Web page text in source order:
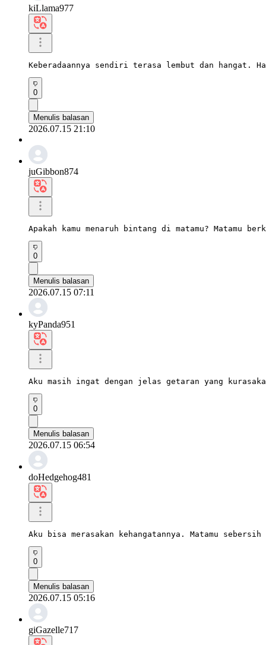
kiLlama977
Keberadaannya sendiri terasa lembut dan hangat.
0
Menulis balasan
2026.07.15 21:10
juGibbon874
Apakah kamu menaruh bintang di matamu? Matamu
0
Menulis balasan
2026.07.15 07:11
kyPanda951
Aku masih ingat dengan jelas getaran yang
0
Menulis balasan
2026.07.15 06:54
doHedgehog481
Aku bisa merasakan kehangatannya. Matamu sebersih
0
Menulis balasan
2026.07.15 05:16
giGazelle717